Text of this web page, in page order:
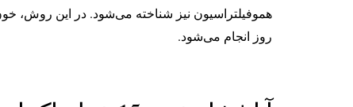
روز انجام می‌شود.